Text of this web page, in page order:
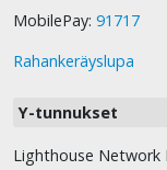
MobilePay: 91717
Rahankeräyslupa
Y-tunnukset
Lighthouse Network